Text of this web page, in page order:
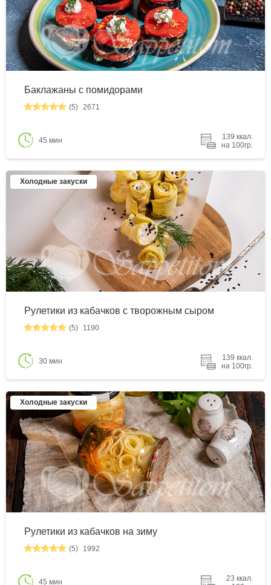
Баклажаны с помидорами
(5) 2671
45 мин
139 ккал.
на 100гр.
Холодные закуски
Рулетики из кабачков с творожным сыром
(5) 1190
30 мин
139 ккал.
на 100гр.
Холодные закуски
Рулетики из кабачков на зиму
(5) 1992
45 мин
23 ккал.